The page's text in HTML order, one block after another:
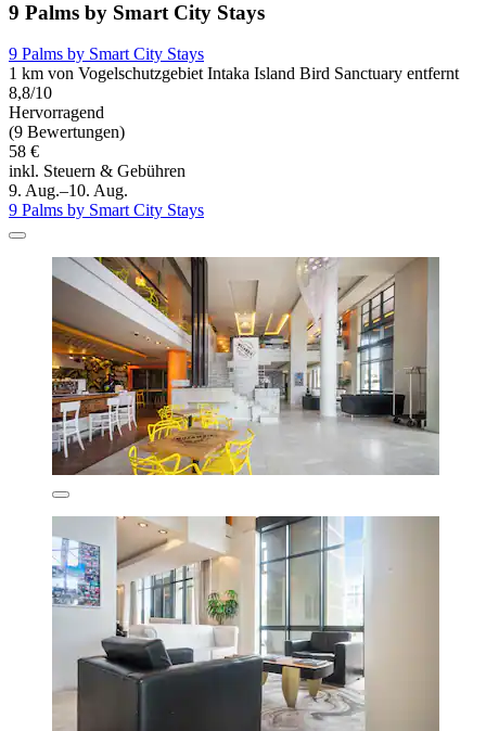
9 Palms by Smart City Stays
9 Palms by Smart City Stays
1 km von Vogelschutzgebiet Intaka Island Bird Sanctuary entfernt
8,8/10
Hervorragend
(9 Bewertungen)
58 €
inkl. Steuern & Gebühren
9. Aug.–10. Aug.
9 Palms by Smart City Stays